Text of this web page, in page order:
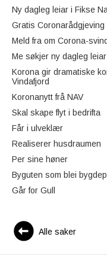
Ny dagleg leiar i Fikse
Gratis Coronarådgjeving
Meld fra om Corona-
Me søkjer ny dagleg leiar
Korona gir dramatiske
Vindafjord
Koronanytt frå NAV
Skal skape flyt i bedrifta
Får i ulveklær
Realiserer husdraumen
Per sine høner
Byguten som blei
Går for Gull
Alle saker